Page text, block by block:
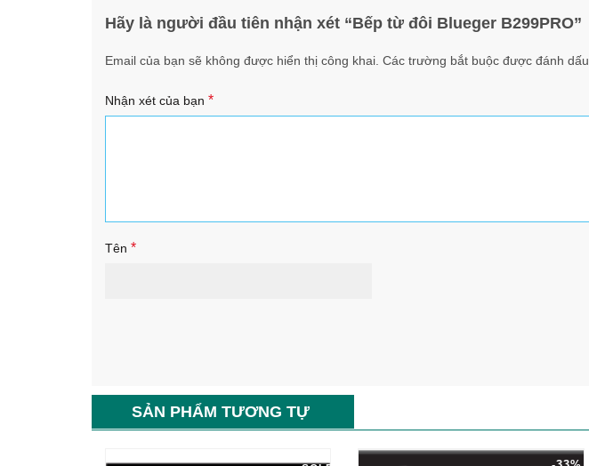
Hãy là người đầu tiên nhận xét “Bếp từ đôi Blueger B299PRO”
Email của bạn sẽ không được hiển thị công khai. Các trường bắt buộc được đánh dấu
Nhận xét của bạn *
Tên *
SẢN PHẨM TƯƠNG TỰ